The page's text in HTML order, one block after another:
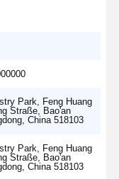
Park, Feng Huang
Straße, Bao'an
China 518103
Park, Feng Huang
Straße, Bao'an
China 518103